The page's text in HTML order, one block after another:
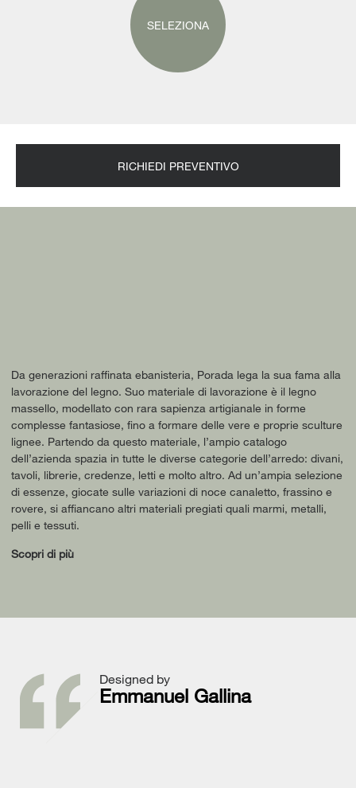
SELEZIONA
RICHIEDI PREVENTIVO
Da generazioni raffinata ebanisteria, Porada lega la sua fama alla
lavorazione del legno. Suo materiale di lavorazione è il legno
massello, modellato con rara sapienza artigianale in forme
complesse fantasiose, fino a formare delle vere e proprie sculture
lignee. Partendo da questo materiale, l’ampio catalogo
dell’azienda spazia in tutte le diverse categorie dell’arredo: divani,
tavoli, librerie, credenze, letti e molto altro. Ad un’ampia selezione
di essenze, giocate sulle variazioni di noce canaletto, frassino e
rovere, si affiancano altri materiali pregiati quali marmi, metalli,
pelli e tessuti.
Scopri di più
Designed by
Emmanuel Gallina